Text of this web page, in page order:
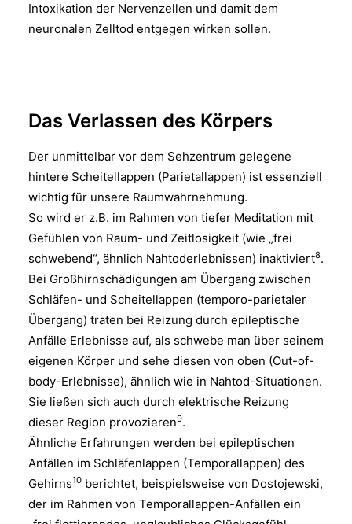
Intoxikation der Nervenzellen und damit dem
neuronalen Zelltod entgegen wirken sollen.
Das Verlassen des Körpers
Der unmittelbar vor dem Sehzentrum gelegene
hintere Scheitellappen (Parietallappen) ist essenziell
wichtig für unsere Raumwahrnehmung.
So wird er z.B. im Rahmen von tiefer Meditation mit
Gefühlen von Raum- und Zeitlosigkeit (wie „frei
schwebend“, ähnlich Nahtoderlebnissen) inaktiviert8.
Bei Großhirnschädigungen am Übergang zwischen
Schläfen- und Scheitellappen (temporo-parietaler
Übergang) traten bei Reizung durch epileptische
Anfälle Erlebnisse auf, als schwebe man über seinem
eigenen Körper und sehe diesen von oben (Out-of-
body-Erlebnisse), ähnlich wie in Nahtod-Situationen.
Sie ließen sich auch durch elektrische Reizung
dieser Region provozieren9.
Ähnliche Erfahrungen werden bei epileptischen
Anfällen im Schläfenlappen (Temporallappen) des
Gehirns10 berichtet, beispielsweise von Dostojewski,
der im Rahmen von Temporallappen-Anfällen ein